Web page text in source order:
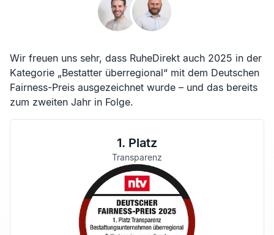
Wir freuen uns sehr, dass RuheDirekt auch 2025 in der
Kategorie „Bestatter überregional“ mit dem Deutschen
Fairness-Preis ausgezeichnet wurde – und das bereits
zum zweiten Jahr in Folge.
1. Platz
Transparenz